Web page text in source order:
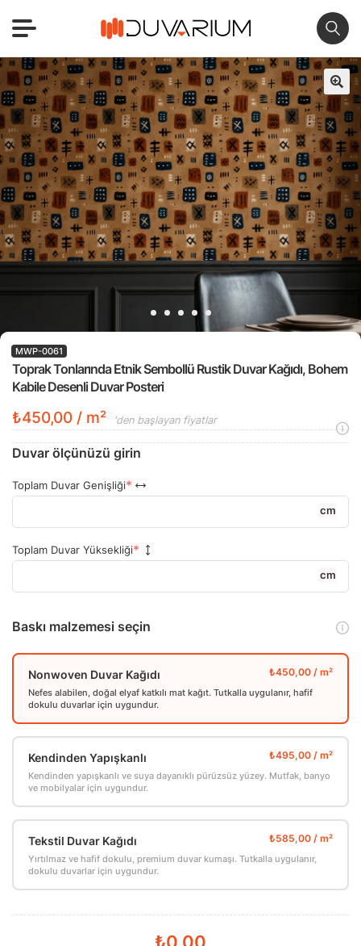
Toprak Tonlarında Etnik Sembollü Rustik Duvar Kağıdı, Bohem
Kabile Desenli Duvar Posteri
MWP-0061
₺450,00 / m² 'den başlayan fiyatlar
Duvar ölçünüzü girin
Toplam Duvar Genişliği
cm
Toplam Duvar Yüksekliği
cm
Baskı malzemesi seçin
Nonwoven Duvar Kağıdı
Nefes alabilen, doğal elyaf katkılı mat kağıt. Tutkalla uygulanır, hafif
dokulu duvarlar için uygundur.
Kendinden Yapışkanlı
Kendinden yapışkanlı ve suya dayanıklı pürüzsüz yüzey. Mutfak, banyo
ve mobilyalar için uygundur.
Tekstil Duvar Kağıdı
Yırtılmaz ve hafif dokulu, premium duvar kumaşı. Tutkalla uygulanır,
dokulu duvarlar için uygundur.
₺0,00